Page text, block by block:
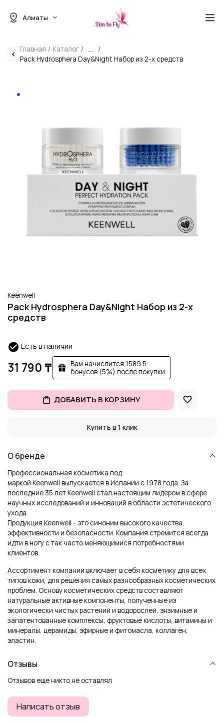
Алматы
Главная Каталог
...
Pack Hydrosphera Day&Night Набор из 2-х средств
Keenwell
Pack Hydrosphera Day&Night Набор из 2-х
средств
Есть в наличии
31 790 ₸
Вам начислится 1589.5
бонусов (5%) после покупки
ДОБАВИТЬ В КОРЗИНУ
Купить в 1 клик
О бренде
Профессиональная косметика под
маркой Keenwell выпускается в Испании с 1978 года. За
последние 35 лет Keenwell стал настоящим лидером в сфере
научных исследований и инноваций в области эстетического
ухода.
Продукция Keenwell - это синоним высокого качества,
эффективности и безопасности. Компания стремится всегда
идти в ногу с так часто меняющимися потребностями
клиентов.
Ассортимент компании включает в себя косметику для всех
типов кожи, для решения самых разнообразных косметических
проблем. Основу косметических средств составляют
натуральные активные компоненты, полученные из
экологически чистых растений и водорослей, энзимные и
запатентованные комплексы, фруктовые кислоты, витамины и
минералы, церамиды, эфирные и фитомасла, коллаген,
эластин.
Отзывы
Отзывов еще никто не оставлял
Написать отзыв